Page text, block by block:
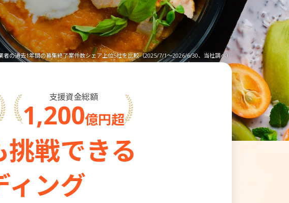
者の過去1年間の募集終了案件数シェア上位5社を比較（2025/7/1～2026/6/30、当社調べ）
支援資金総額
1,200億円超
挑戦できる
ィング